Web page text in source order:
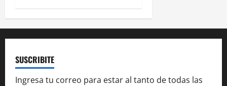
SUSCRIBITE
Ingresa tu correo para estar al tanto de todas las